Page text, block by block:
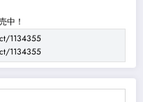
中！
1134355
1134355